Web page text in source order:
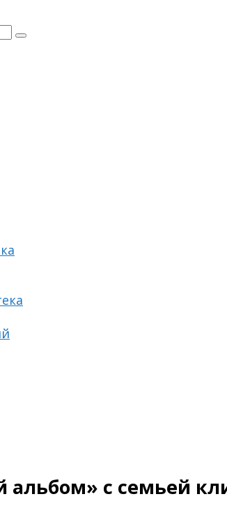
альбом» с семьей